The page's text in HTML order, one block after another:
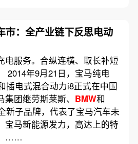
市：全产业链下反思电动
电服务。合纵连横、取长补短
2014年9月21日，宝马纯电
插电式混合动力i8正式在中国
团继劳斯莱斯、 BMW和
新子品牌，代表了宝马汽车未
宝马新能源发力，高达上的特
……